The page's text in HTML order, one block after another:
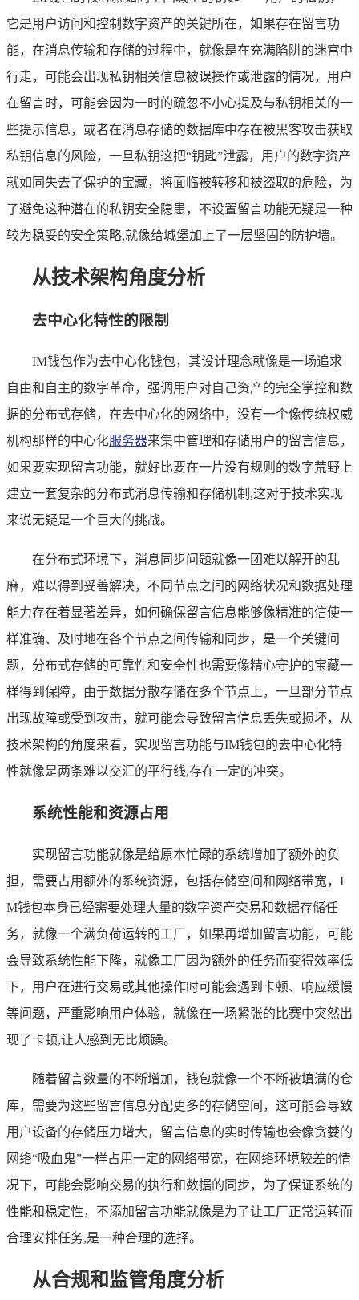
它是用户访问和控制数字资产的关键所在，如果存在留言功
能，在消息传输和存储的过程中，就像是在充满陷阱的迷宫中
行走，可能会出现私钥相关信息被误操作或泄露的情况，用户
在留言时，可能会因为一时的疏忽不小心提及与私钥相关的一
些提示信息，或者在消息存储的数据库中存在被黑客攻击获取
私钥信息的风险，一旦私钥这把“钥匙”泄露，用户的数字资产
就如同失去了保护的宝藏，将面临被转移和被盗取的危险，为
了避免这种潜在的私钥安全隐患，不设置留言功能无疑是一种
较为稳妥的安全策略,就像给城堡加上了一层坚固的防护墙。
从技术架构角度分析
去中心化特性的限制
IM钱包作为去中心化钱包，其设计理念就像是一场追求
自由和自主的数字革命，强调用户对自己资产的完全掌控和数
据的分布式存储，在去中心化的网络中，没有一个像传统权威
机构那样的中心化服务器来集中管理和存储用户的留言信息，
如果要实现留言功能，就好比要在一片没有规则的数字荒野上
建立一套复杂的分布式消息传输和存储机制,这对于技术实现
来说无疑是一个巨大的挑战。
在分布式环境下，消息同步问题就像一团难以解开的乱
麻，难以得到妥善解决，不同节点之间的网络状况和数据处理
能力存在着显著差异，如何确保留言信息能够像精准的信使一
样准确、及时地在各个节点之间传输和同步，是一个关键问
题，分布式存储的可靠性和安全性也需要像精心守护的宝藏一
样得到保障，由于数据分散存储在多个节点上，一旦部分节点
出现故障或受到攻击，就可能会导致留言信息丢失或损坏，从
技术架构的角度来看，实现留言功能与IM钱包的去中心化特
性就像是两条难以交汇的平行线,存在一定的冲突。
系统性能和资源占用
实现留言功能就像是给原本忙碌的系统增加了额外的负
担，需要占用额外的系统资源，包括存储空间和网络带宽，I
M钱包本身已经需要处理大量的数字资产交易和数据存储任
务，就像一个满负荷运转的工厂，如果再增加留言功能，可能
会导致系统性能下降，就像工厂因为额外的任务而变得效率低
下，用户在进行交易或其他操作时可能会遇到卡顿、响应缓慢
等问题，严重影响用户体验，就像在一场紧张的比赛中突然出
现了卡顿,让人感到无比烦躁。
随着留言数量的不断增加，钱包就像一个不断被填满的仓
库，需要为这些留言信息分配更多的存储空间，这可能会导致
用户设备的存储压力增大，留言信息的实时传输也会像贪婪的
网络“吸血鬼”一样占用一定的网络带宽，在网络环境较差的情
况下，可能会影响交易的执行和数据的同步，为了保证系统的
性能和稳定性，不添加留言功能就像是为了让工厂正常运转而
合理安排任务,是一种合理的选择。
从合规和监管角度分析